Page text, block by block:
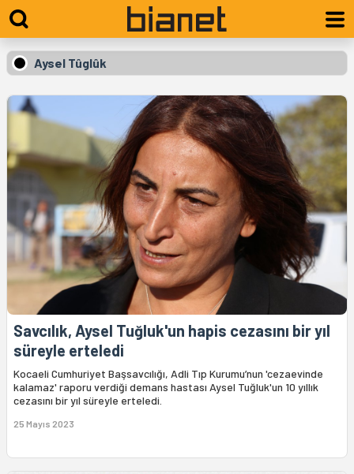
Aysel Tûglûk
Savcılık, Aysel Tuğluk'un hapis cezasını bir yıl
süreyle erteledi
Kocaeli Cumhuriyet Başsavcılığı, Adli Tıp Kurumu’nun 'cezaevinde
kalamaz' raporu verdiği demans hastası Aysel Tuğluk'un 10 yıllık
cezasını bir yıl süreyle erteledi.
25 Mayıs 2023